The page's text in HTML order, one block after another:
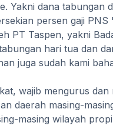
Yakni dana tabungan
persen gaji
PT Taspen, yakni
hari tua dan
juga sudah kami
wajib mengurus
daerah masing-
masing wilayah